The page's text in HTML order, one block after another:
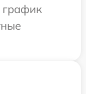
график